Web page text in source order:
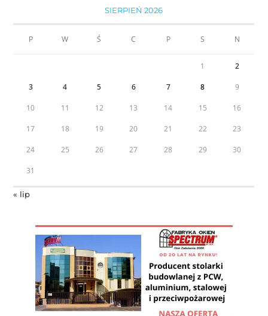
SIERPIEŃ 2026
P W Ś C P S N
1 2
3 4 5 6 7 8 9
10 11 12 13 14 15 16
17 18 19 20 21 22 23
24 25 26 27 28 29 30
31
« lip